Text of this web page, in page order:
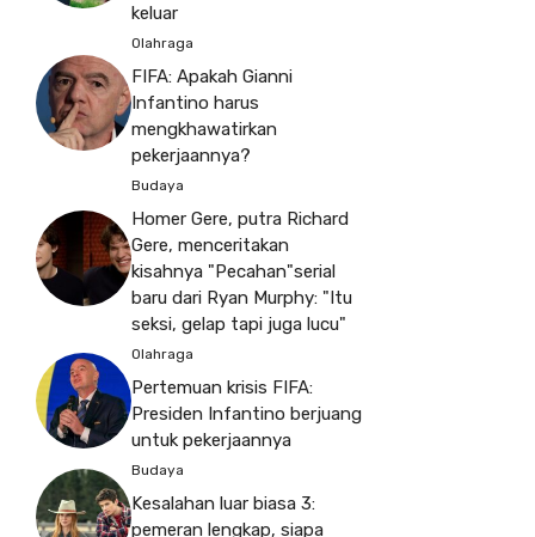
keluar
Olahraga
FIFA: Apakah Gianni
Infantino harus
mengkhawatirkan
pekerjaannya?
Budaya
Homer Gere, putra Richard
Gere, menceritakan
kisahnya "Pecahan"serial
baru dari Ryan Murphy: "Itu
seksi, gelap tapi juga lucu"
Olahraga
Pertemuan krisis FIFA:
Presiden Infantino berjuang
untuk pekerjaannya
Budaya
Kesalahan luar biasa 3:
pemeran lengkap, siapa